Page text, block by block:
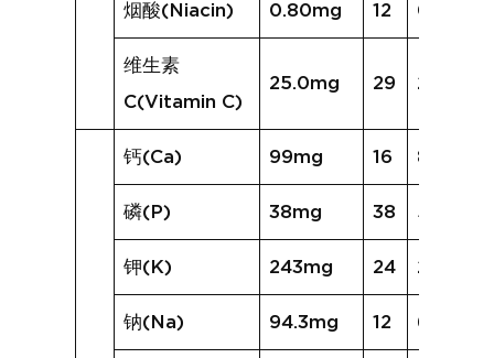
烟酸(Niacin) 0.80mg 12 0.62mg
维生素
C(Vitamin C)
25.0mg 29 25.0mg
钙(Ca) 99mg 16 84mg
磷(P) 38mg 38 56mg
钾(K) 243mg 24 254mg
钠(Na) 94.3mg 12 66.0mg